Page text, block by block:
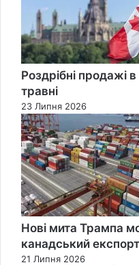
Роздрібні продажі
травні
23 Липня 2026
Нові мита Трампа
канадський
21 Липня 2026